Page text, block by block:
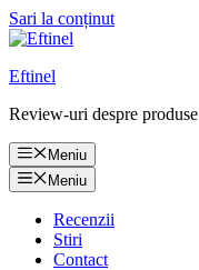
Sari la conținut
Eftinel
Review-uri despre produse
Meniu
Meniu
Recenzii
Stiri
Contact